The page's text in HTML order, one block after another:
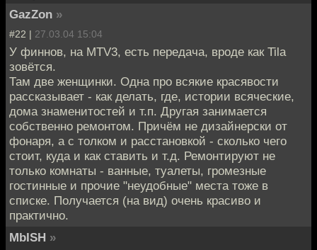
GazZon »
#22 | 27.03.04 15:04
У финнов, на MTV3, есть передача, вроде как Tila
зовётся.
Там две женщинки. Одна про всякие красявости
рассказывает - как делать, где, истории всяческие,
дома знаменитостей и т.п. Другая занимается
собственно ремонтом. Причём не дизайнерски от
фонаря, а с толком и расстановкой - сколько чего
стоит, куда и как ставить и т.д. Ремонтируют не
только комнаты - ванные, туалеты, громезные
гостинные и прочие "неудобные" места тоже в
списке. Получается (на вид) очень красиво и
практично.
MbISH »